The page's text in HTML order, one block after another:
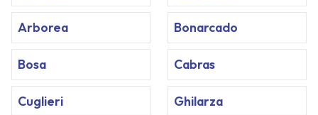
Arborea Bonarcado
Bosa Cabras
Cuglieri Ghilarza